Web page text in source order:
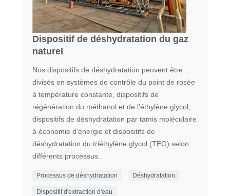
Dispositif de déshydratation du gaz
naturel
Nos dispositifs de déshydratation peuvent être
divisés en systèmes de contrôle du point de rosée
à température constante, dispositifs de
régénération du méthanol et de l'éthylène glycol,
dispositifs de déshydratation par tamis moléculaire
à économie d'énergie et dispositifs de
déshydratation du triéthylène glycol (TEG) selon
différents processus.
Processus de déshydratation Déshydratation
Dispositif d'extraction d'eau